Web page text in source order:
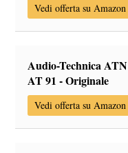
Vedi offerta su Amazon
Audio-Technica
AT 91 - Originale
Vedi offerta su Amazon